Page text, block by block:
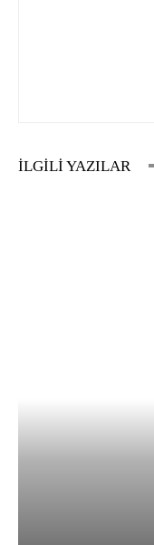
İLGİLİ YAZILAR